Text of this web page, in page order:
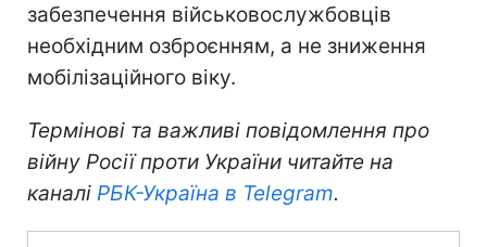
забезпечення військовослужбовців
необхідним озброєнням, а не зниження
мобілізаційного віку.
Термінові та важливі повідомлення про
війну Росії проти України читайте на
каналі РБК-Україна в Telegram.